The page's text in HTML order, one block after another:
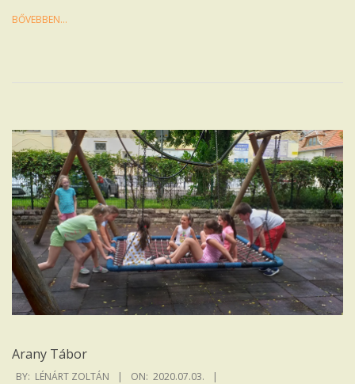
BŐVEBBEN…
Arany Tábor
2020-
BY: LÉNÁRT ZOLTÁN ON: 2020.07.03.